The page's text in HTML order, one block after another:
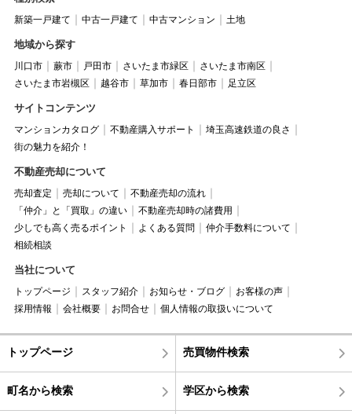
新築一戸建て 中古一戸建て 中古マンション 土地
地域から探す
川口市 蕨市 戸田市 さいたま市緑区
さいたま市南区
さいたま市岩槻区
越谷市 草加市 春日部市 足立区
サイトコンテンツ
マンションカタログ 不動産購入サポート
埼玉高速鉄道の良さ
街の魅力を紹介！
不動産売却について
売却査定 売却について
不動産売却の流れ
「仲介」と「買取」の違い
不動産売却時の諸費用
少しでも高く売るポイント
よくある質問
仲介手数料について
相続相談
当社について
トップページ スタッフ紹介 お知らせ・ブログ
お客様の声
採用情報
会社概要 お問合せ 個人情報の取扱いについて
トップページ 売買物件検索
町名から検索 学区から検索